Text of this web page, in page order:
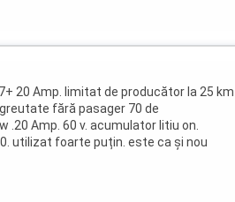
20 Amp. limitat de producător la 25 km
fără pasager 70 de
.20 Amp. 60 v. acumulator litiu on.
utilizat foarte puțin. este ca și nou
...